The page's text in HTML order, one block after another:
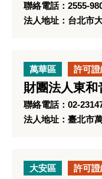
聯絡電話：2555-
法人地址：台北市
萬華區 許可證
財團法人東
聯絡電話：02-
法人地址：臺北市
大安區 許可證